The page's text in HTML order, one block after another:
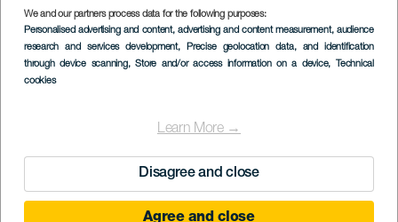
We and our partners process data for the following purposes:
Personalised advertising and content, advertising and content measurement, audience
research and services development, Precise geolocation data, and identification
through device scanning, Store and/or access information on a device, Technical
cookies
Learn More →
Disagree and close
Agree and close